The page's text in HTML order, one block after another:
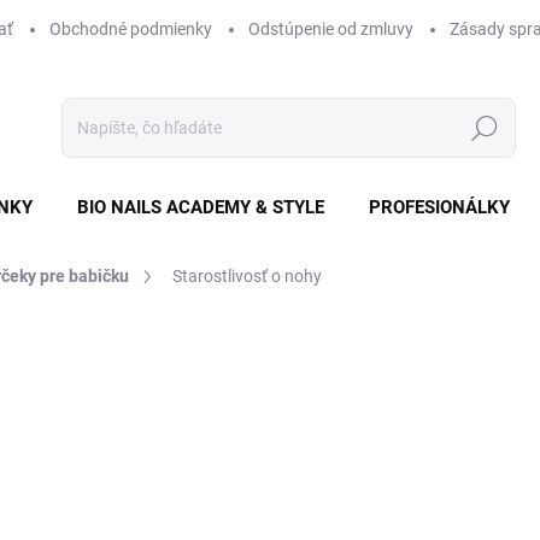
Obchodné podmienky Odstúpenie od zmluvy Zásady
Hľadať
BIO NAILS ACADEMY & STYLE PROFESIONÁLKY
pre babičku Starostlivosť o nohy